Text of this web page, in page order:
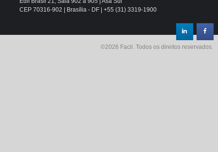
CEP 70316-902 | Brasília - DF | +55 (31) 3319-1900
.
©2026 Facil. Todos os direitos reservados.